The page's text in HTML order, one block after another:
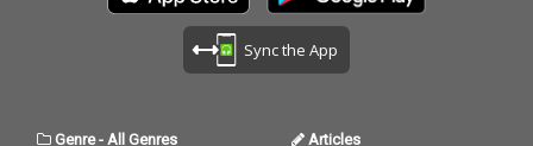
Sync the App
Genre-All Genres Articles